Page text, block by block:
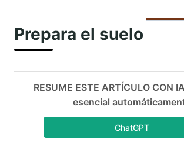
Prepara el suelo
RESUME ESTE ARTÍCULO CON
esencial
ChatGPT